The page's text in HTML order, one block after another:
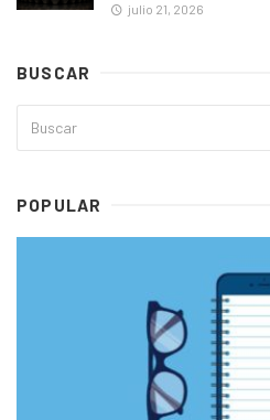
julio 21, 2026
BUSCAR
POPULAR